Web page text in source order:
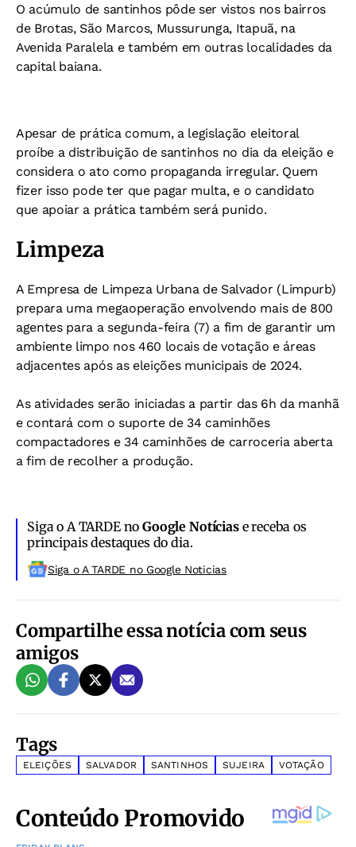
O acúmulo de santinhos pôde ser vistos nos bairros
de Brotas, São Marcos, Mussurunga, Itapuã, na
Avenida Paralela e também em outras localidades da
capital baiana.
Apesar de prática comum, a legislação eleitoral
proíbe a distribuição de santinhos no dia da eleição e
considera o ato como propaganda irregular. Quem
fizer isso pode ter que pagar multa, e o candidato
que apoiar a prática também será punido.
Limpeza
A Empresa de Limpeza Urbana de Salvador (Limpurb)
prepara uma megaoperação envolvendo mais de 800
agentes para a segunda-feira (7) a fim de garantir um
ambiente limpo nos 460 locais de votação e áreas
adjacentes após as eleições municipais de 2024.
As atividades serão iniciadas a partir das 6h da manhã
e contará com o suporte de 34 caminhões
compactadores e 34 caminhões de carroceria aberta
a fim de recolher a produção.
Siga o A TARDE noGoogle Notíciase receba os
principais destaques do dia.
Siga o A TARDE no Google Noticias
Compartilhe essa notícia com seus
amigos
Tags
ELEIÇÕES SALVADOR SANTINHOS SUJEIRA VOTAÇÃO